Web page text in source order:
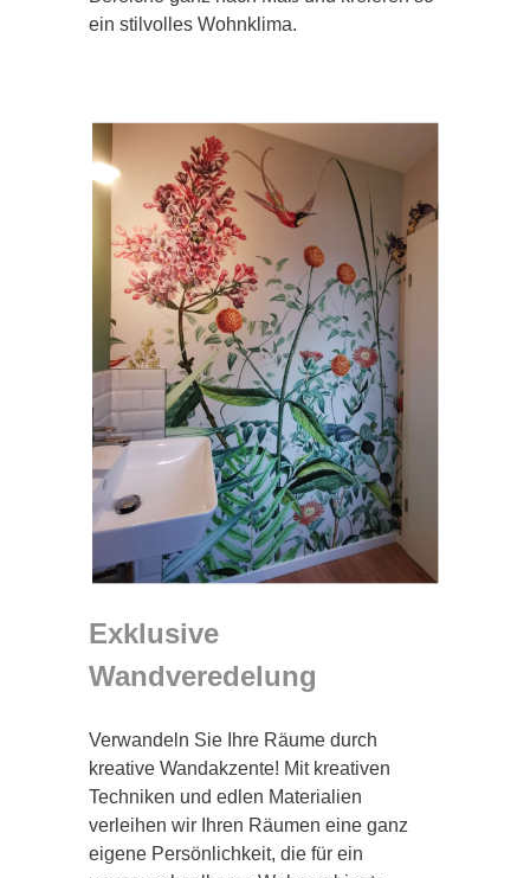
ein stilvolles Wohnklima.
Exklusive
Wandveredelung
Verwandeln Sie Ihre Räume durch
kreative Wandakzente! Mit kreativen
Techniken und edlen Materialien
verleihen wir Ihren Räumen eine ganz
eigene Persönlichkeit, die für ein